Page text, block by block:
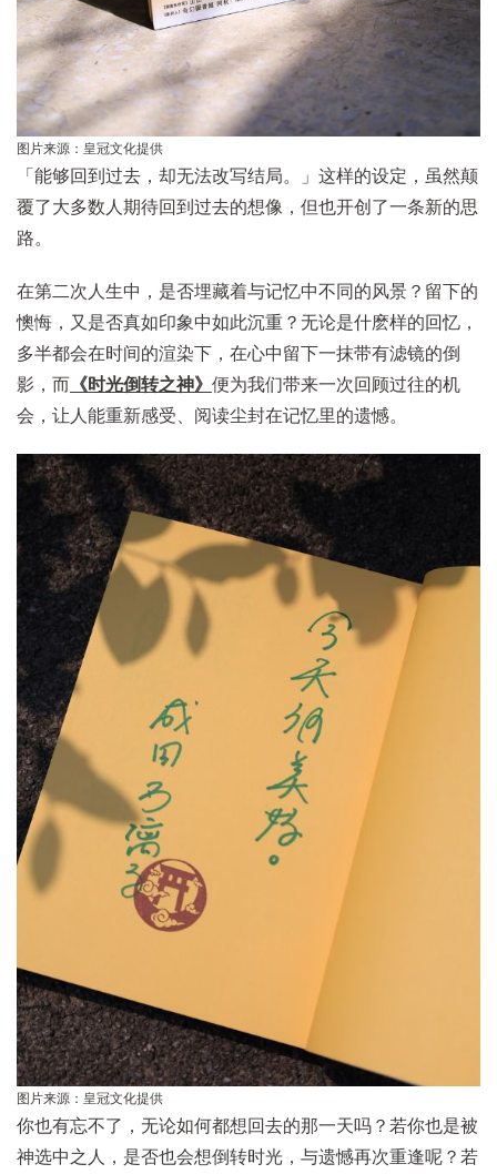
图片来源：皇冠文化提供
「能够回到过去，却无法改写结局。」这样的设定，虽然颠
覆了大多数人期待回到过去的想像，但也开创了一条新的思
路。
在第二次人生中，是否埋藏着与记忆中不同的风景？留下的
懊悔，又是否真如印象中如此沉重？无论是什麽样的回忆，
多半都会在时间的渲染下，在心中留下一抹带有滤镜的倒
影，而 《时光倒转之神》 便为我们带来一次回顾过往的机
会，让人能重新感受、阅读尘封在记忆里的遗憾。
图片来源：皇冠文化提供
你也有忘不了，无论如何都想回去的那一天吗？若你也是被
神选中之人，是否也会想倒转时光，与遗憾再次重逢呢？若